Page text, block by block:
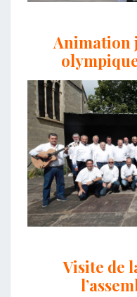
Animation
Visite de